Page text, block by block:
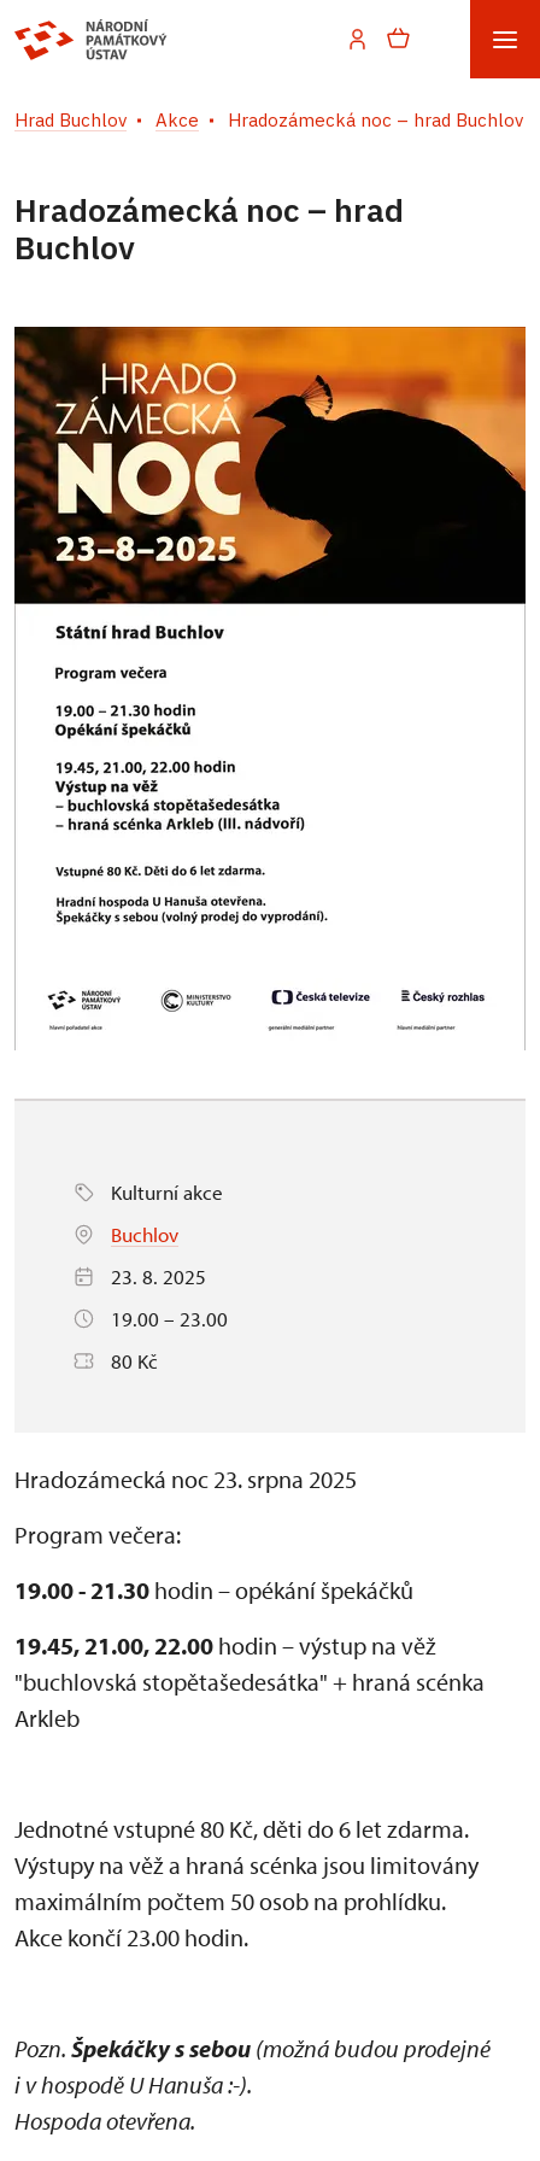
Hrad Buchlov Akce Hradozámecká noc – hrad Buchlov
Hradozámecká noc – hrad
Buchlov
Kulturní akce
Buchlov
23. 8. 2025
19.00 – 23.00
80 Kč
Hradozámecká noc 23. srpna 2025
Program večera:
19.00 - 21.30 hodin – opékání špekáčků
19.45, 21.00, 22.00 hodin – výstup na věž
"buchlovská stopětašedesátka" + hraná scénka
Arkleb
Jednotné vstupné 80 Kč, děti do 6 let zdarma.
Výstupy na věž a hraná scénka jsou limitovány
maximálním počtem 50 osob na prohlídku.
Akce končí 23.00 hodin.
Pozn. Špekáčky s sebou (možná budou prodejné
i v hospodě U Hanuša :-).
Hospoda otevřena.